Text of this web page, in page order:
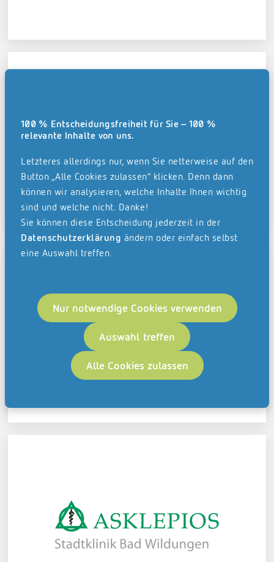
100 % Entscheidungsfreiheit für Sie – 100 %
relevante Inhalte von uns.
Letzteres allerdings nur, wenn Sie netterweise auf den
Button „Alle Cookies zulassen“ klicken. Denn dann
können wir analysieren, welche Inhalte Ihnen wichtig
sind und welche nicht. Danke!
Sie können diese Entscheidung jederzeit in der
Datenschutzerklärung ändern oder einfach selbst
eine Auswahl treffen.
Alle Cookies zulassen
Auswahl treffen
Nur notwendige Cookies verwenden
Ammerland-Klinik GmbH
Mehr erfahren
Asklepios Klinik Nord – Heidberg
Asklepios Kliniken Bad Wildungen
Mehr erfahren